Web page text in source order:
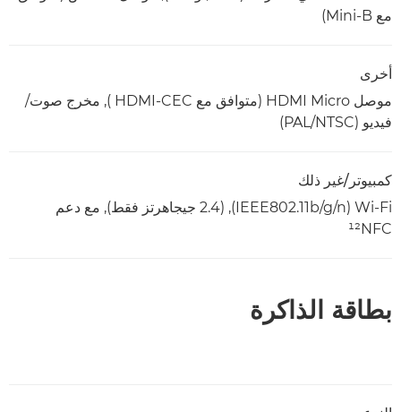
مع Mini-B)
أخرى
موصل HDMI Micro (متوافق مع HDMI-CEC ), مخرج صوت/
فيديو (PAL/NTSC)
كمبيوتر/غير ذلك
Wi-Fi ‏(IEEE802.11b/g/n), ‏(2.4 جيجاهرتز فقط), مع دعم
NFC‏¹²
بطاقة الذاكرة